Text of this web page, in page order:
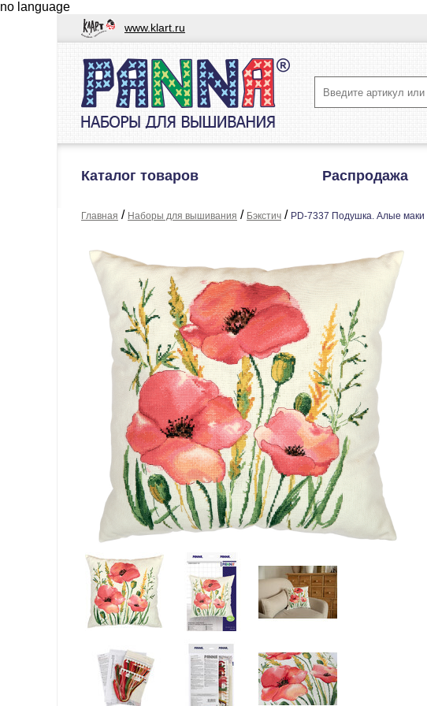
no language
www.klart.ru
Каталог товаров Распродажа
Главная / Наборы для вышивания / Бэкстич / PD-7337 Подушка. Алые маки